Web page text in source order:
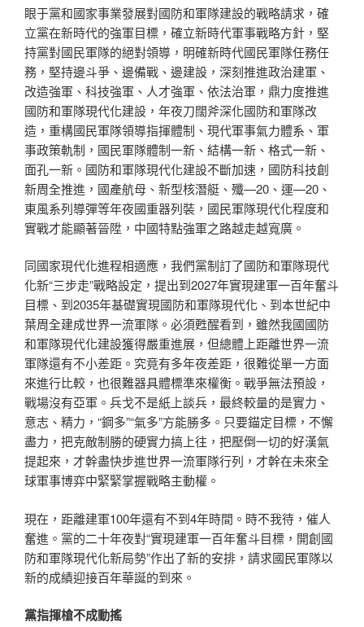
眼于黨和國家事業發展對國防和軍隊建設的戰略請求，確
立黨在新時代的強軍目標，確立新時代軍事戰略方針，堅
持黨對國民軍隊的絕對領導，明確新時代國民軍隊任務任
務，堅持邊斗爭、邊備戰、邊建設，深刻推進政治建軍、
改造強軍、科技強軍、人才強軍、依法治軍，鼎力度推進
國防和軍隊現代化建設，年夜刀闊斧深化國防和軍隊改
造，重構國民軍隊領導指揮體制、現代軍事氣力體系、軍
事政策軌制，國民軍隊體制一新、結構一新、格式一新、
面孔一新。國防和軍隊現代化建設不斷加速，國防科技創
新周全推進，國產航母、新型核潛艇、殲—20、運—20、
東風系列導彈等年夜國重器列裝，國民軍隊現代化程度和
實戰才能顯著晉陞，中國特點強軍之路越走越寬廣。
同國家現代化進程相適應，我們黨制訂了國防和軍隊現代
化新“三步走”戰略設定，提出到2027年實現建軍一百年奮斗
目標、到2035年基礎實現國防和軍隊現代化、到本世紀中
葉周全建成世界一流軍隊。必須甦醒看到，雖然我國國防
和軍隊現代化建設獲得嚴重進展，但總體上距離世界一流
軍隊還有不小差距。究竟有多年夜差距，很難從單一方面
來進行比較，也很難器具體標準來權衡。戰爭無法預設，
戰場沒有亞軍。兵戈不是紙上談兵，最終較量的是實力、
意志、精力，“鋼多”“氣多”方能勝多。只要錨定目標，不懈
盡力，把克敵制勝的硬實力搞上往，把壓倒一切的好漢氣
提起來，才幹盡快步進世界一流軍隊行列，才幹在未來全
球軍事博弈中緊緊掌握戰略主動權。
現在，距離建軍100年還有不到4年時間。時不我待，催人
奮進。黨的二十年夜對“實現建軍一百年奮斗目標，開創國
防和軍隊現代化新局勢”作出了新的安排，請求國民軍隊以
新的成績迎接百年華誕的到來。
黨指揮槍不成動搖